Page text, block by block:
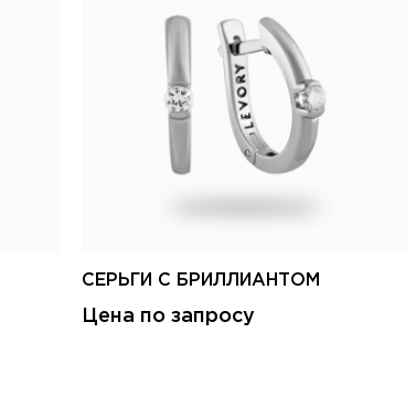
СЕРЬГИ С БРИЛЛИАНТОМ
Цена по запросу